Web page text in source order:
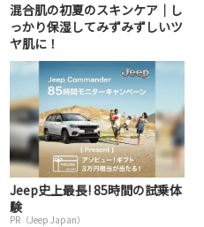
混合肌の初夏のスキンケア｜し
っかり保湿してみずみずしいツ
ヤ肌に！
Jeep史上最長! 85時間の試乗体
験
PR（Jeep Japan）